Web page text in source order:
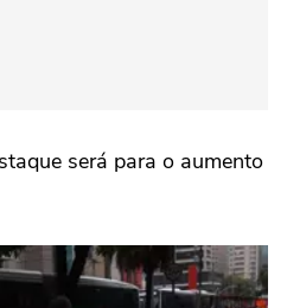
será para o aumento